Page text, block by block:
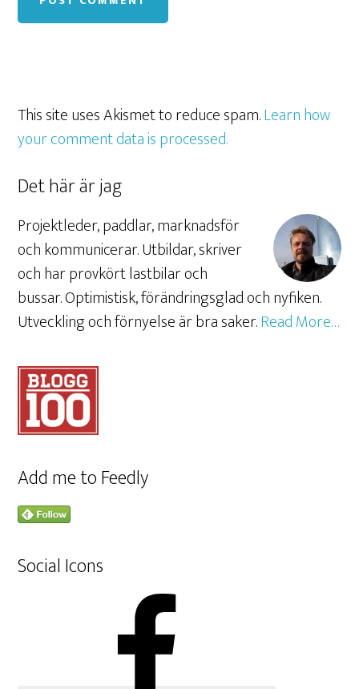
This site uses Akismet to reduce spam.Learn how
your comment data is processed.
Det här är jag
Projektleder, paddlar, marknadsför
och kommunicerar. Utbildar, skriver
och har provkört lastbilar och
bussar. Optimistisk, förändringsglad och nyfiken.
Utveckling och förnyelse är bra saker.Read More…
Add me to Feedly
Social Icons